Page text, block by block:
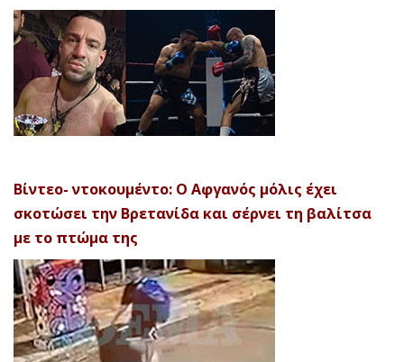
Βίντεο- ντοκουμέντο: Ο Αφγανός μόλις έχει
σκοτώσει την Βρετανίδα και σέρνει τη βαλίτσα
με το πτώμα της